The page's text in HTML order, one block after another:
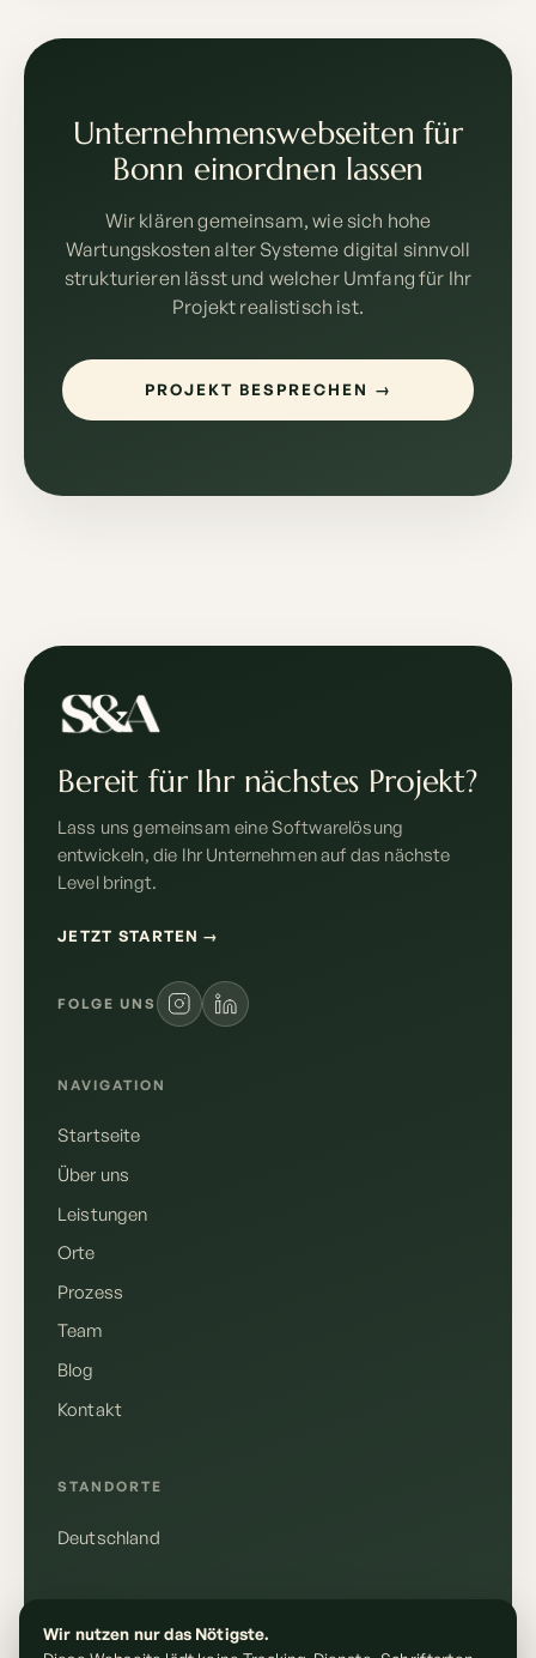
Unternehmenswebseiten für
Bonn einordnen lassen
Wir klären gemeinsam, wie sich hohe
Wartungskosten alter Systeme digital sinnvoll
strukturieren lässt und welcher Umfang für Ihr
Projekt realistisch ist.
PROJEKT BESPRECHEN →
Bereit für Ihr nächstes Projekt?
Lass uns gemeinsam eine Softwarelösung
entwickeln, die Ihr Unternehmen auf das nächste
Level bringt.
JETZT STARTEN →
FOLGE UNS
NAVIGATION
Startseite
Über uns
Leistungen
Orte
Prozess
Team
Blog
Kontakt
STANDORTE
Deutschland
E-Mail schreiben
Wir nutzen nur das Nötigste.